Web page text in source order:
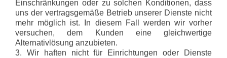
Einschränkungen oder zu solchen Konditionen, dass
uns der vertragsgemäße Betrieb unserer Dienste nicht
mehr möglich ist. In diesem Fall werden wir vorher
versuchen, dem Kunden eine gleichwertige
Alternativlösung anzubieten.
3. Wir haften nicht für Einrichtungen oder Dienste